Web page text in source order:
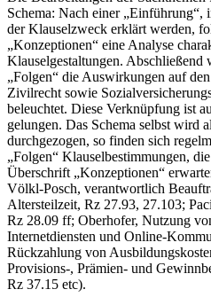
Schema: Nach einer „Einführung“,
der Klauselzweck erklärt werden,
„Konzeptionen“ eine Analyse
Klauselgestaltungen. Abschließend
„Folgen“ die Auswirkungen auf
Zivilrecht sowie
beleuchtet. Diese Verknüpfung ist
gelungen. Das Schema selbst wird
durchgezogen, so finden sich
„Folgen“ Klauselbestimmungen,
Überschrift „Konzeptionen“
Völkl-Posch, verantwortlich
Altersteilzeit, Rz 27.93, 27.103;
Rz 28.09 ff; Oberhofer, Nutzung
Internetdiensten und Online-
Rückzahlung von
Provisions-, Prämien- und
Rz 37.15 etc).